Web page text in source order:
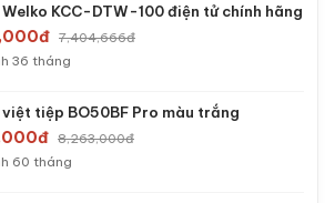
KCC-DTW-100 điện tử chính hãng
7,404,666đ
36 tháng
việt tiệp BO50BF Pro màu trắng
8,263,000đ
60 tháng